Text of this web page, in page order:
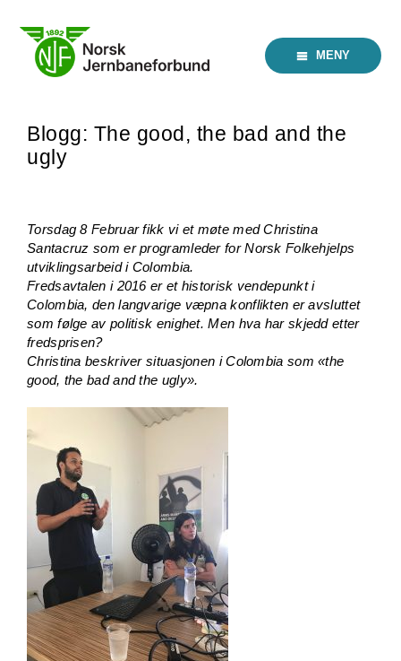
content
MENY
Blogg: The good, the bad and the
ugly
Torsdag 8 Februar fikk vi et møte med Christina
Santacruz som er programleder for Norsk Folkehjelps
utviklingsarbeid i Colombia.
Fredsavtalen i 2016 er et historisk vendepunkt i
Colombia, den langvarige væpna konflikten er avsluttet
som følge av politisk enighet. Men hva har skjedd etter
fredsprisen?
Christina beskriver situasjonen i Colombia som «the
good, the bad and the ugly».